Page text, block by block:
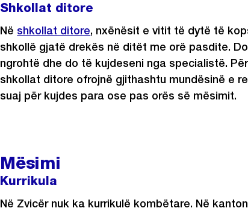
Shkollat ​​ditore
Në shkollat ​​ditore, nxënësit e vitit të dytë të
shkollë gjatë drekës në ditët me orë pasdite.
ngrohtë dhe do të kujdeseni nga specialistë.
shkollat ​​ditore ofrojnë gjithashtu mundësinë e
suaj për kujdes para ose pas orës së mësimit.
Mësimi
Kurrikula
Në Zvicër nuk ka kurrikulë kombëtare. Në